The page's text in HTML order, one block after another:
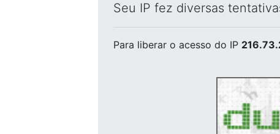
Seu IP fez diversas
Para liberar o acesso do IP